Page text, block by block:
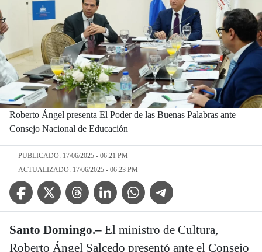
Roberto Ángel presenta El Poder de las Buenas Palabras ante
Consejo Nacional de Educación
PUBLICADO: 17/06/2025 - 06:21 PM
ACTUALIZADO: 17/06/2025 - 06:23 PM
Facebook IconTwitter IconThreads IconLinkedin IconWhatsApp IconTelegram Icon
Santo Domingo.– El ministro de Cultura,
Roberto Ángel Salcedo presentó ante el Consejo